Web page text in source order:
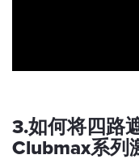
3.如何将四路
Clubmax系列